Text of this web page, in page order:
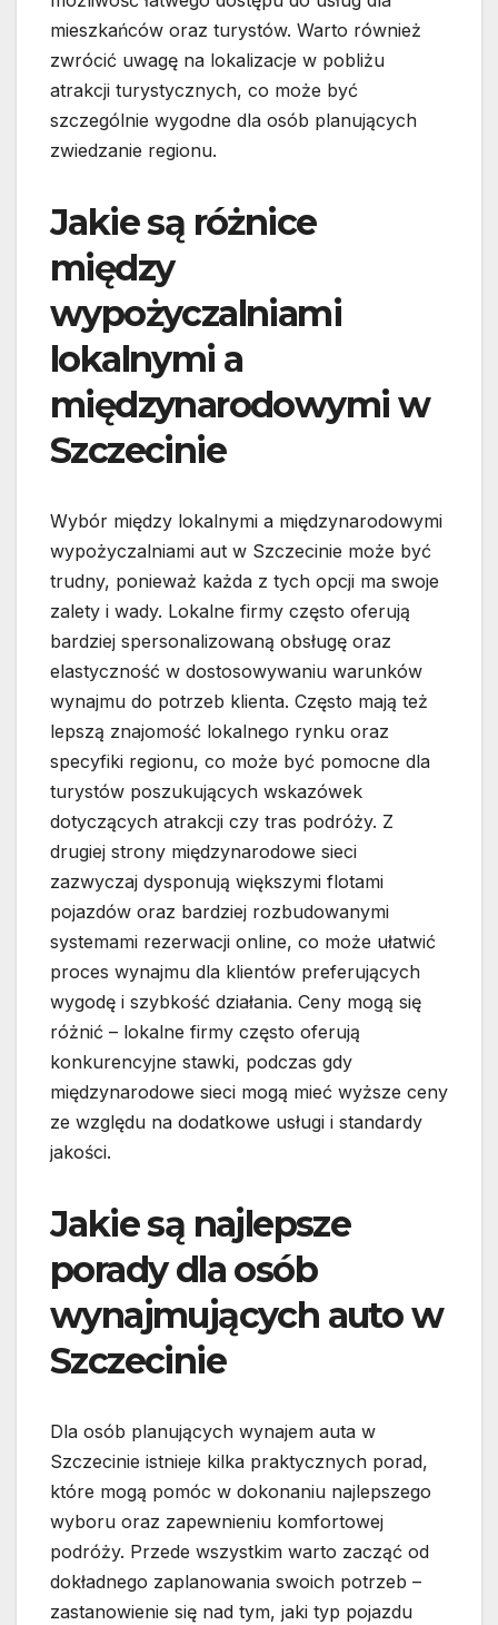
mieszkańców oraz turystów. Warto również
zwrócić uwagę na lokalizacje w pobliżu
atrakcji turystycznych, co może być
szczególnie wygodne dla osób planujących
zwiedzanie regionu.
Jakie są różnice
między
wypożyczalniami
lokalnymi a
międzynarodowymi w
Szczecinie
Wybór między lokalnymi a międzynarodowymi
wypożyczalniami aut w Szczecinie może być
trudny, ponieważ każda z tych opcji ma swoje
zalety i wady. Lokalne firmy często oferują
bardziej spersonalizowaną obsługę oraz
elastyczność w dostosowywaniu warunków
wynajmu do potrzeb klienta. Często mają też
lepszą znajomość lokalnego rynku oraz
specyfiki regionu, co może być pomocne dla
turystów poszukujących wskazówek
dotyczących atrakcji czy tras podróży. Z
drugiej strony międzynarodowe sieci
zazwyczaj dysponują większymi flotami
pojazdów oraz bardziej rozbudowanymi
systemami rezerwacji online, co może ułatwić
proces wynajmu dla klientów preferujących
wygodę i szybkość działania. Ceny mogą się
różnić – lokalne firmy często oferują
konkurencyjne stawki, podczas gdy
międzynarodowe sieci mogą mieć wyższe ceny
ze względu na dodatkowe usługi i standardy
jakości.
Jakie są najlepsze
porady dla osób
wynajmujących auto w
Szczecinie
Dla osób planujących wynajem auta w
Szczecinie istnieje kilka praktycznych porad,
które mogą pomóc w dokonaniu najlepszego
wyboru oraz zapewnieniu komfortowej
podróży. Przede wszystkim warto zacząć od
dokładnego zaplanowania swoich potrzeb –
zastanowienie się nad tym, jaki typ pojazdu